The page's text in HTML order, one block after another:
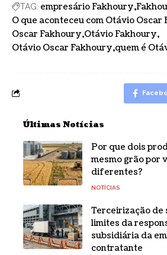
TAG: empresário Fakhoury
O que aconteceu com Otávio Oscar
Oscar Fakhoury Otávio Fakhoury
Otávio Oscar Fakhoury quem é
Últimas Notícias
Por que dois
mesmo grão por
diferentes?
NOTÍCIAS
Terceirização de
limites da
subsidiária da
contratante